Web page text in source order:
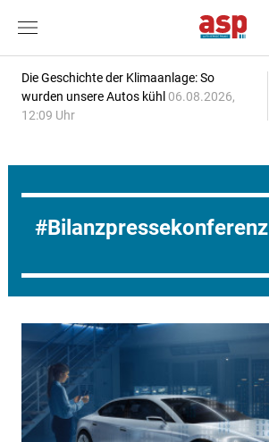
Die Geschichte der Klimaanlage: So
wurden unsere Autos kühl 06.08.2026,
12:09 Uhr
Bilanzpressekonferenz